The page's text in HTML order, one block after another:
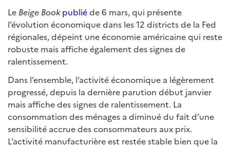
Le Beige Book publiéde 6 mars, qui présente
l’évolution économique dans les 12 districts de la Fed
régionales, dépeint une économie américaine qui reste
robuste mais affiche également des signes de
ralentissement.
Dans l’ensemble, l’activité économique a légèrement
progressé, depuis la dernière parution début janvier
mais affiche des signes de ralentissement. La
consommation des ménages a diminué du fait d’une
sensibilité accrue des consommateurs aux prix.
L’activité manufacturière est restée stable bien que la